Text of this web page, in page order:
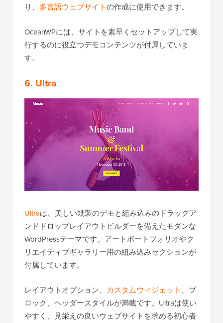
り、 多言語ウェブサイトの作成に使用できます。
OceanWPには、サイトを素早くセットアップして実
行するのに役立つデモコンテンツが付属していま
す。
6. Ultra
Ultraは、美しい既製のデモと組み込みのドラッグア
ンドドロップレイアウトビルダーを備えたモダンな
WordPressテーマです。アートポートフォリオやク
リエイティブギャラリー用の組み込みセクションが
付属しています。
レイアウトオプション、 カスタムウィジェット 、ブ
ロック、ヘッダースタイルが満載です。Ultraは使い
やすく、見栄えの良いウェブサイトを求める初心者